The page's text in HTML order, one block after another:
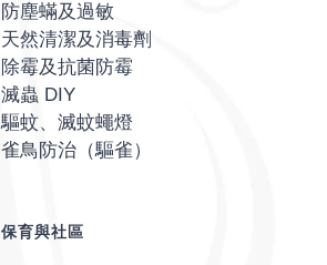
防塵蟎及過敏
天然清潔及消毒劑
除霉及抗菌防霉
滅蟲 DIY
驅蚊、滅蚊蠅燈
雀鳥防治（驅雀）
保育與社區